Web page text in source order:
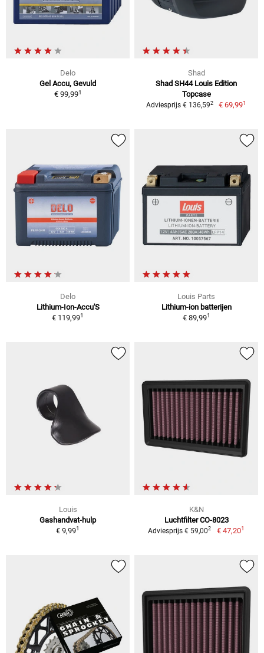
Delo
Gel Accu, Gevuld
€ 99,991
Shad
Shad SH44 Louis Edition
Topcase
Adviesprijs € 136,592 € 69,991
Delo
Lithium-Ion-Accu'S
€ 119,991
Louis Parts
Lithium-ion batterijen
€ 89,991
Louis
Gashandvat-hulp
€ 9,991
K&N
Luchtfilter CO-8023
Adviesprijs € 59,002 € 47,201